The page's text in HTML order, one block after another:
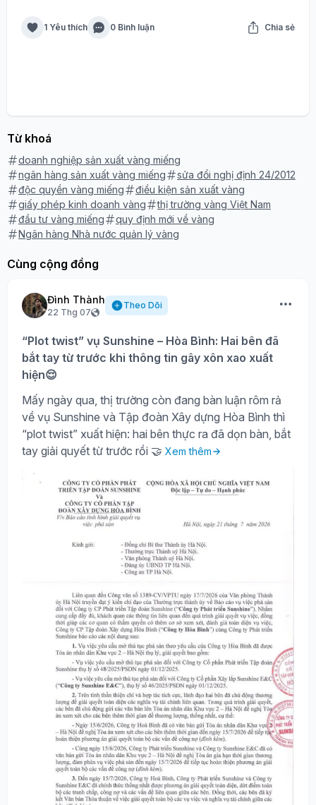
1 Yêu thích 0 Bình luận Chia sẻ
Từ khoá
doanh nghiệp sản xuất vàng miếng
ngân hàng sản xuất vàng miếng
sửa đổi nghị định 24/2012
độc quyền vàng miếng
điều kiện sản xuất vàng
giấy phép kinh doanh vàng
thị trường vàng Việt Nam
đầu tư vàng miếng
quy định mới về vàng
Ngân hàng Nhà nước quản lý vàng
Cùng cộng đồng
Đình Thành
22 Thg 07
Theo Dõi
“Plot twist” vụ Sunshine – Hòa Bình: Hai bên đã
bắt tay từ trước khi thông tin gây xôn xao xuất
hiện😌
Mấy ngày qua, thị trường còn đang bàn luận rôm rả
về vụ Sunshine và Tập đoàn Xây dựng Hòa Bình thì
“plot twist” xuất hiện: hai bên thực ra đã dọn bàn, bắt
tay giải quyết từ trước rồi 🤝 Xem thêm